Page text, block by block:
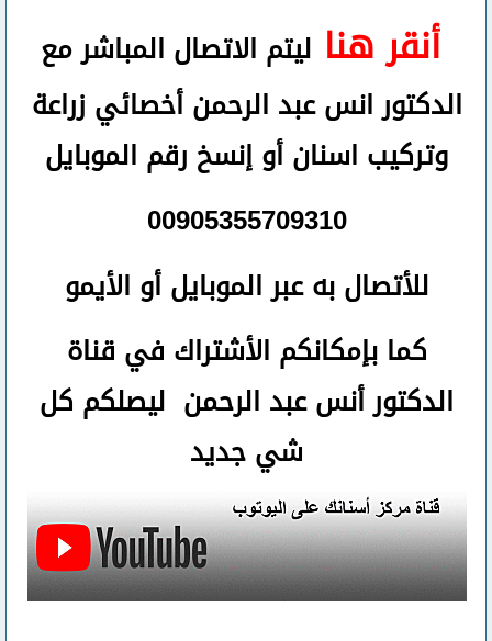
أنقر هنا ليتم الاتصال المباشر مع
الدكتور انس عبد الرحمن أخصائي زراعة
وتركيب اسنانأوإنسخ رقم الموبايل
00905355709310
للأتصالبه عبر الموبايل أو الأيمو
كما بإمكانكم الأشتراك في قناة
الدكتور أنس عبد الرحمن ليصلكم كل
شي جديد